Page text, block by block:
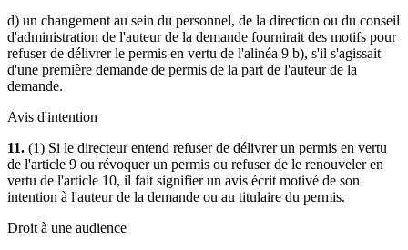
d) un changement au sein du personnel, de la direction ou du conseil
d'administration de l'auteur de la demande fournirait des motifs pour
refuser de délivrer le permis en vertu de l'alinéa 9 b), s'il s'agissait
d'une première demande de permis de la part de l'auteur de la
demande.
Avis d'intention
11. (1) Si le directeur entend refuser de délivrer un permis en vertu
de l'article 9 ou révoquer un permis ou refuser de le renouveler en
vertu de l'article 10, il fait signifier un avis écrit motivé de son
intention à l'auteur de la demande ou au titulaire du permis.
Droit à une audience